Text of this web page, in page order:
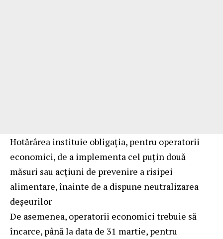
Hotărârea instituie obligația, pentru operatorii
economici, de a implementa cel puțin două
măsuri sau acțiuni de prevenire a risipei
alimentare, înainte de a dispune neutralizarea
deșeurilor
De asemenea, operatorii economici trebuie să
încarce, până la data de 31 martie, pentru